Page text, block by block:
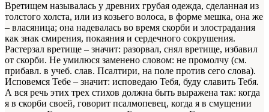
Вретищем называлась у древних грубая одежда, сделанная из
толстого холста, или из козьего волоса, в форме мешка, она же
– власяница; она надевалась во время скорби и злострадания
как знак смирения, покаяния и сердечного сокрушения.
Растерзал вретище – значит: разорвал, снял вретище, избавил
от скорби. Не умилюся заменено словом: не промолчу (см.
прибавл. в учеб. слав. Псалтири, на поле против сего слова).
Исповемся Тебе – значит: исповедаю Тебя, буду славить Тебя.
А вся речь этих трех стихов должна быть выражена так: когда
я в скорби своей, говорит псалмопевец, когда я в смущении